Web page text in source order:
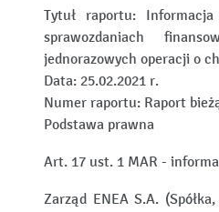
Tytuł raportu:
sprawozdaniach
jednorazowych operacji o
Data: 25.02.2021 r.
Numer raportu: Raport
Podstawa prawna
Art. 17 ust. 1 MAR -
Zarząd ENEA S.A.